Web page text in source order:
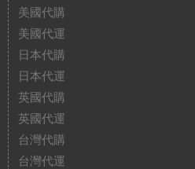
美國代購
美國代運
日本代購
日本代運
英國代購
英國代運
台灣代購
台灣代運